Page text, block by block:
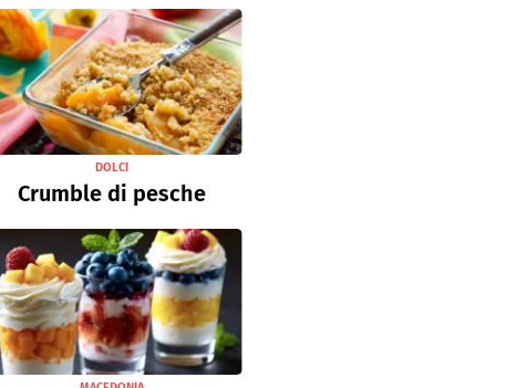
DOLCI
Crumble di pesche